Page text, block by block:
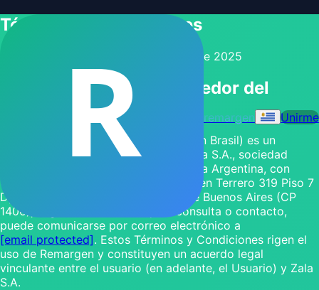
R remargen Unirme
Términos y Condiciones
08 de octubre de 2025
1. Información del Proveedor del
Remargen (denominado Remargem en Brasil) es un
servicio de software ofrecido por Zala S.A., sociedad
legalmente constituida en la República Argentina, con
CUIT N.º 30-71824705-1 y domicilio en Terrero 319 Piso 7
Dpto C, Flores, Ciudad Autónoma de Buenos Aires (CP
1406), Argentina. Para cualquier consulta o contacto,
puede comunicarse por correo electrónico a
[email protected]. Estos Términos y Condiciones rigen el
uso de Remargen y constituyen un acuerdo legal
vinculante entre el usuario (en adelante, el Usuario) y Zala
S.A.